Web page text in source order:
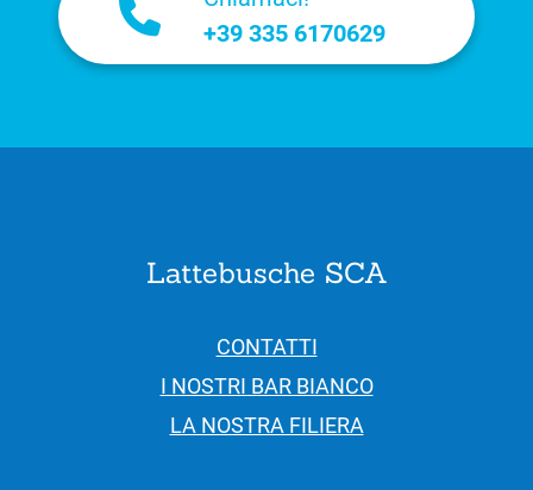
+39 335 6170629
Lattebusche SCA
CONTATTI
I NOSTRI BAR BIANCO
LA NOSTRA FILIERA